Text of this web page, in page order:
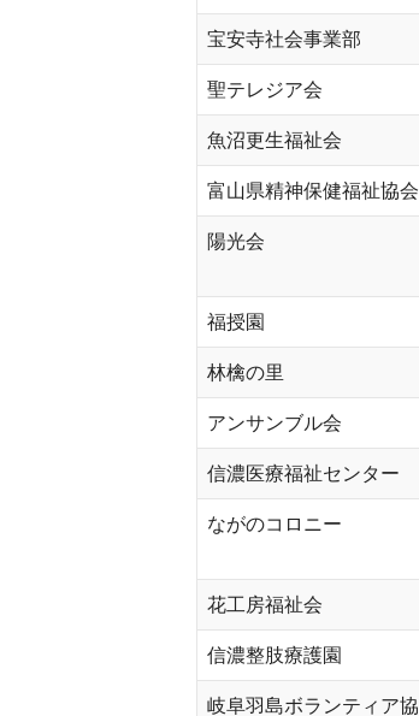
宝安寺社会事業部
聖テレジア会
魚沼更生福祉会
富山県精神保健福祉協会
陽光会
福授園
林檎の里
アンサンブル会
信濃医療福祉センター
ながのコロニー
花工房福祉会
信濃整肢療護園
岐阜羽島ボランティア協